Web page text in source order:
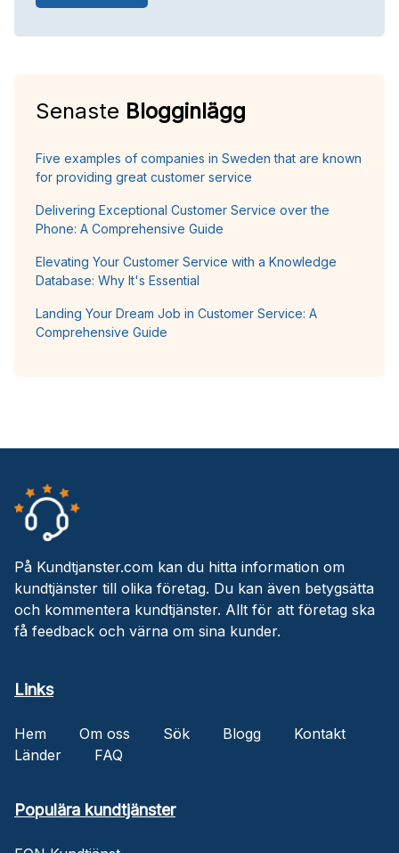
Senaste Blogginlägg
Five examples of companies in Sweden that are known
for providing great customer service
Delivering Exceptional Customer Service over the
Phone: A Comprehensive Guide
Elevating Your Customer Service with a Knowledge
Database: Why It's Essential
Landing Your Dream Job in Customer Service: A
Comprehensive Guide
På Kundtjanster.com kan du hitta information om
kundtjänster till olika företag. Du kan även betygsätta
och kommentera kundtjänster. Allt för att företag ska
få feedback och värna om sina kunder.
Links
Hem Om oss Sök Blogg
Kontakt
Länder
FAQ
Populära kundtjänster